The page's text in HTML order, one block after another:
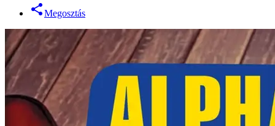
Megosztás